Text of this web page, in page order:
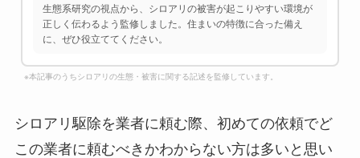
生態系研究の視点から、シロアリの被害が起こりやすい環境が
正しく伝わるよう監修しました。住まいの特徴に合った備え
に、ぜひ役立ててください。
※本記事のうちシロアリの生態・被害に関する記述を監修しています。
シロアリ駆除を業者に頼む際、初めての依頼でど
この業者に頼むべきかわからない方は多いと思い